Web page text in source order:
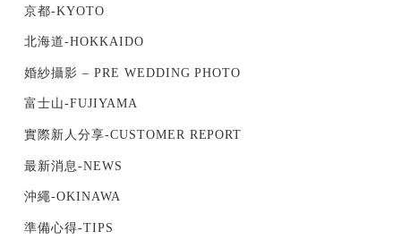
京都-KYOTO
北海道-HOKKAIDO
婚紗攝影 – PRE WEDDING PHOTO
富士山-FUJIYAMA
實際新人分享-CUSTOMER REPORT
最新消息-NEWS
沖繩-OKINAWA
準備心得-TIPS